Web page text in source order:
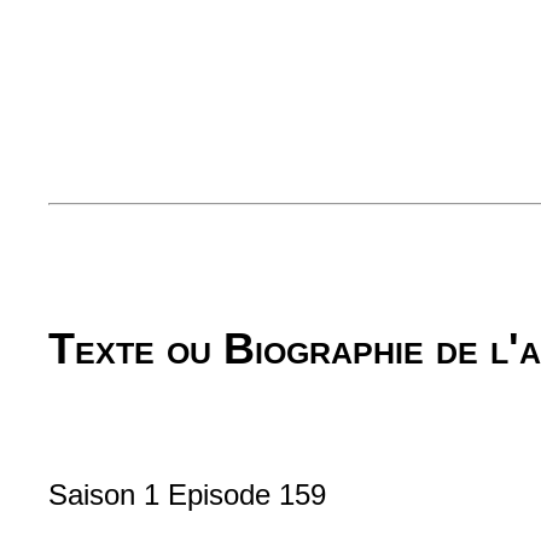
Texte ou Biographie de
Saison 1 Episode 159